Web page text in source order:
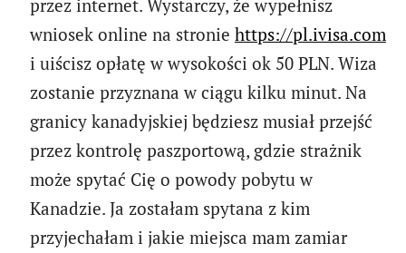
przez internet. Wystarczy, że wypełnisz
wniosek online na stronie https://pl.ivisa.com
i uiścisz opłatę w wysokości ok 50 PLN. Wiza
zostanie przyznana w ciągu kilku minut. Na
granicy kanadyjskiej będziesz musiał przejść
przez kontrolę paszportową, gdzie strażnik
może spytać Cię o powody pobytu w
Kanadzie. Ja zostałam spytana z kim
przyjechałam i jakie miejsca mam zamiar